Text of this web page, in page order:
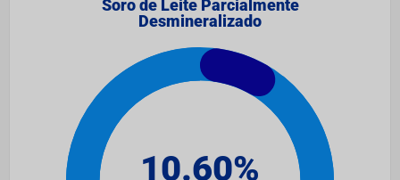
Soro de Leite Parcialmente
Desmineralizado